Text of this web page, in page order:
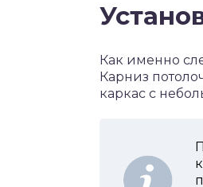
Как именно
Карниз
каркас с